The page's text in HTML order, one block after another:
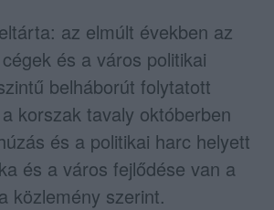
az elmúlt években az
és a város politikai
belháborút folytatott
korszak tavaly októberben
és a politikai harc helyett
és a város fejlődése van a
közlemény szerint.